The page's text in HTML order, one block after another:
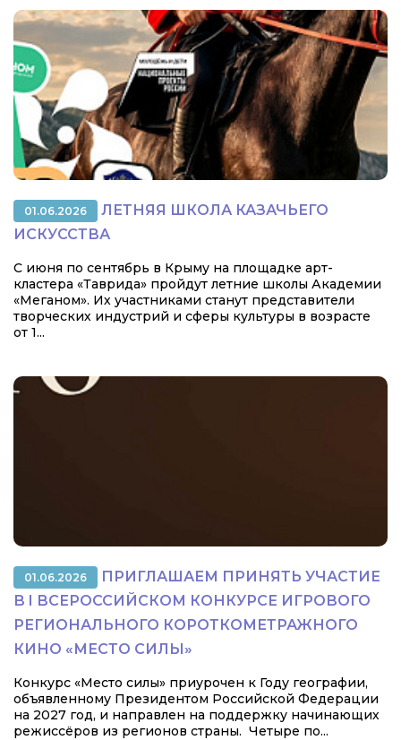
01.06.2026
ЛЕТНЯЯ ШКОЛА КАЗАЧЬЕГО
ИСКУССТВА
С июня по сентябрь в Крыму на площадке арт-
кластера «Таврида» пройдут летние школы Академии
«Меганом». Их участниками станут представители
творческих индустрий и сферы культуры в возрасте
от 1...
01.06.2026
ПРИГЛАШАЕМ ПРИНЯТЬ УЧАСТИЕ
В I ВСЕРОССИЙСКОМ КОНКУРСЕ ИГРОВОГО
РЕГИОНАЛЬНОГО КОРОТКОМЕТРАЖНОГО
КИНО «МЕСТО СИЛЫ»
Конкурс «Место силы» приурочен к Году географии,
объявленному Президентом Российской Федерации
на 2027 год, и направлен на поддержку начинающих
режиссёров из регионов страны. Четыре по...